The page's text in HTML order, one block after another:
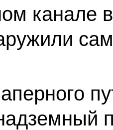
канале